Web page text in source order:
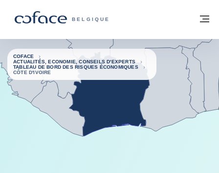
COFACE, FOR TRADE - PAGE
BELGIQUE
Retour à la page d'accueil
COFACE
ACTUALITÉS, ECONOMIE, CONSEILS D'EXPERTS
TABLEAU DE BORD DES RISQUES ÉCONOMIQUES
CÔTE D'IVOIRE